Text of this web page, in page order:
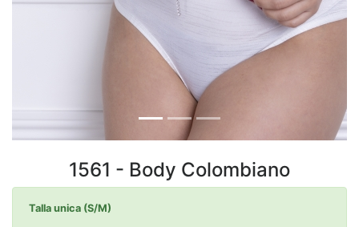
1561 - Body Colombiano
Talla unica (S/M)